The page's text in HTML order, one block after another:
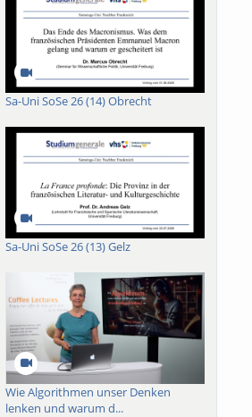
Sa-Uni SoSe 26 (14) Obrecht
Sa-Uni SoSe 26 (13) Gelz
Wie Algorithmen unser Denken
lenken und warum d...